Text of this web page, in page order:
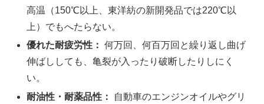
高温（150℃以上、東洋紡の新開発品では220℃以
上）でもへたらない。
優れた耐疲労性： 何万回、何百万回と繰り返し曲げ
伸ばししても、亀裂が入ったり破断したりしにく
い。
耐油性・耐薬品性：
自動車のエンジンオイルやグリ